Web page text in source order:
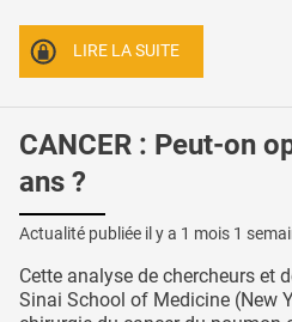
LIRE LA SUITE
CANCER : Peut-on
ans ?
Actualité publiée il y a 1 mois 1
Cette analyse de chercheurs et
Sinai School of Medicine (New